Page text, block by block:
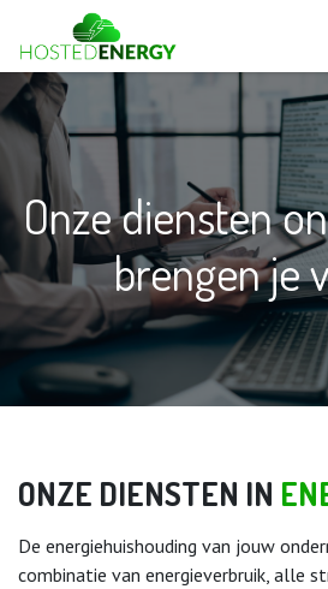
Onze diensten
brengen je
ONZE DIENSTEN IN
De energiehuishouding van jouw
combinatie van energieverbruik, alle